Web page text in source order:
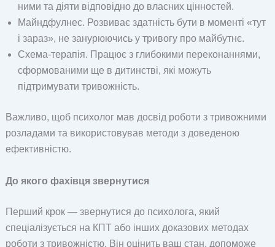
ними та діяти відповідно до власних цінностей.
Майндфулнес. Розвиває здатність бути в моменті «тут
і зараз», не занурюючись у тривогу про майбутнє.
Схема-терапія. Працює з глибокими переконаннями,
сформованими ще в дитинстві, які можуть
підтримувати тривожність.
Важливо, щоб психолог мав досвід роботи з тривожними
розладами та використовував методи з доведеною
ефективністю.
До якого фахівця звернутися
Перший крок — звернутися до психолога, який
спеціалізується на КПТ або інших доказових методах
роботи з тривожністю. Він оцінить ваш стан, допоможе